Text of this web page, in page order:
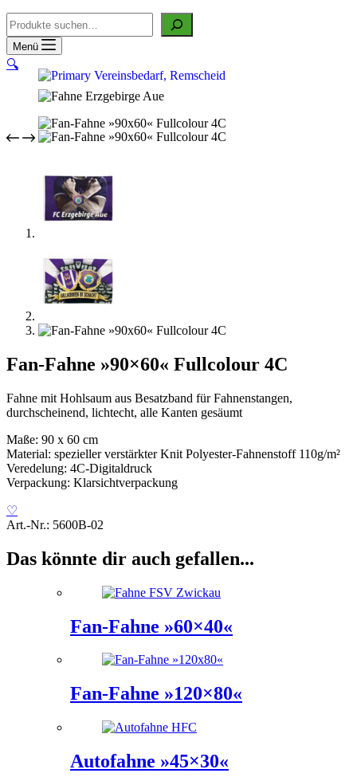
Suche
Menü
🔍
Fan-Fahne »90×60« Fullcolour 4C
Fahne mit Hohlsaum aus Besatzband für Fahnenstangen,
durchscheinend, lichtecht, alle Kanten gesäumt
Maße: 90 x 60 cm
Material: spezieller verstärkter Knit Polyester-Fahnenstoff 110g/m²
Veredelung: 4C-Digitaldruck
Verpackung: Klarsichtverpackung
♡
Art.-Nr.: 5600B-02
Das könnte dir auch gefallen...
Fan-Fahne »60×40«
Fan-Fahne »120×80«
Autofahne »45×30«